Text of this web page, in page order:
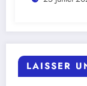
LAISSER